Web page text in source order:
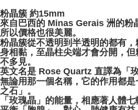
粉晶簇 約15mm
來自巴西的 Minas Gerais 洲的粉
所以價格也很美麗。
粉晶簇從不透明到半透明的都有
身相黏，至晶柱尖端才會分開，
不多見。
英文名是 Rose Quartz 直譯為「玫
無論用那一個名稱，它的作用都
之石」。
「玫瑰晶」的能量，相應著人體七